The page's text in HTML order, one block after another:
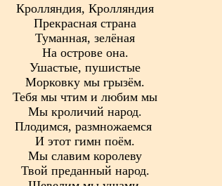
Кролляндия, Кролляндия
Прекрасная страна
Туманная, зелёная
На острове она.
Ушастые, пушистые
Морковку мы грызём.
Тебя мы чтим и любим мы
Мы кроличий народ.
Плодимся, размножаемся
И этот гимн поём.
Мы славим королеву
Твой преданный народ.